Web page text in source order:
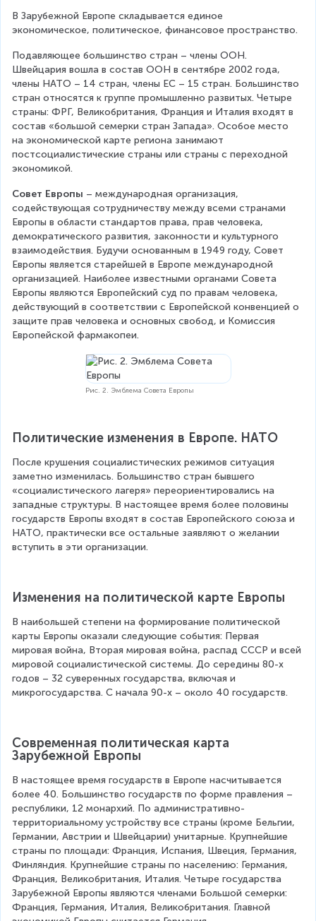
В Зарубежной Европе складывается единое
экономическое, политическое, финансовое пространство.
Подавляющее большинство стран – члены ООН.
Швейцария вошла в состав ООН в сентябре 2002 года,
члены НАТО – 14 стран, члены ЕС – 15 стран. Большинство
стран относятся к группе промышленно развитых. Четыре
страны: ФРГ, Великобритания, Франция и Италия входят в
состав «большой семерки стран Запада». Особое место
на экономической карте региона занимают
постсоциалистические страны или страны с переходной
экономикой.
Совет Европы – международная организация,
содействующая сотрудничеству между всеми странами
Европы в области стандартов права, прав человека,
демократического развития, законности и культурного
взаимодействия. Будучи основанным в 1949 году, Совет
Европы является старейшей в Европе международной
организацией. Наиболее известными органами Совета
Европы являются Европейский суд по правам человека,
действующий в соответствии с Европейской конвенцией о
защите прав человека и основных свобод, и Комиссия
Европейской фармакопеи.
Рис. 2. Эмблема Совета Европы
Политические изменения в Европе. НАТО
После крушения социалистических режимов ситуация
заметно изменилась. Большинство стран бывшего
«социалистического лагеря» переориентировались на
западные структуры. В настоящее время более половины
государств Европы входят в состав Европейского союза и
НАТО, практически все остальные заявляют о желании
вступить в эти организации.
Изменения на политической карте Европы
В наибольшей степени на формирование политической
карты Европы оказали следующие события: Первая
мировая война, Вторая мировая война, распад СССР и всей
мировой социалистической системы. До середины 80-х
годов – 32 суверенных государства, включая и
микрогосударства. С начала 90-х – около 40 государств.
Современная политическая карта
Зарубежной Европы
В настоящее время государств в Европе насчитывается
более 40. Большинство государств по форме правления –
республики, 12 монархий. По административно-
территориальному устройству все страны (кроме Бельгии,
Германии, Австрии и Швейцарии) унитарные. Крупнейшие
страны по площади: Франция, Испания, Швеция, Германия,
Финляндия. Крупнейшие страны по населению: Германия,
Франция, Великобритания, Италия. Четыре государства
Зарубежной Европы являются членами Большой семерки:
Франция, Германия, Италия, Великобритания. Главной